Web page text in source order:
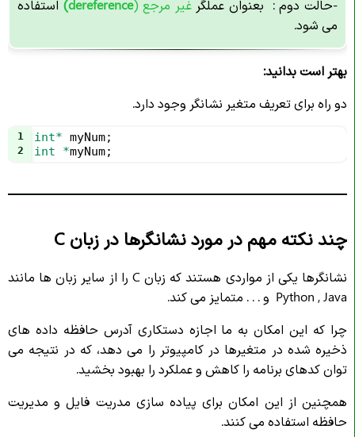
-حالت دوم : بعنوان عملگرغیر مرجع (dereference) استفاده
می شود.
بهتر است بدانید:
دو راه برای تعریف متغیر نشانگر وجود دارد.
1 int* myNum;
2 int *myNum;
چند نکته مهم در مورد نشانگرها در زبان C
نشانگرها یکی از مواردی هستند که زبان C را از سایر زبان ها مانند
Python , Java و . . . متمایز می کند.
چرا که این امکان به ما اجازه دستکاری آدرس حافظه داده های
ذخیره شده در متغیرها در کامپیوتر را می دهد، که در نتیجه می
توان کدهای برنامه را کاهش و عملکرد را بهبود بخشید.
همچنین از این امکان برای پیاده سازی مدریت فایل و مدیریت
حافظه استفاده می کنند.